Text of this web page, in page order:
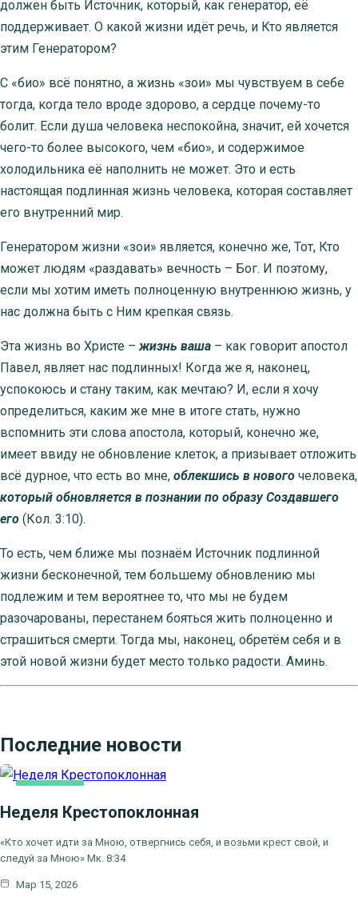
должен быть Источник, который, как генератор, её
поддерживает. О какой жизни идёт речь, и Кто является
этим Генератором?
С «био» всё понятно, а жизнь «зои» мы чувствуем в себе
тогда, когда тело вроде здорово, а сердце почему-то
болит. Если душа человека неспокойна, значит, ей хочется
чего-то более высокого, чем «био», и содержимое
холодильника её наполнить не может. Это и есть
настоящая подлинная жизнь человека, которая составляет
его внутренний мир.
Генератором жизни «зои» является, конечно же, Тот, Кто
может людям «раздавать» вечность – Бог. И поэтому,
если мы хотим иметь полноценную внутреннюю жизнь, у
нас должна быть с Ним крепкая связь.
Эта жизнь во Христе –жизнь ваша – как говорит апостол
Павел, являет нас подлинных! Когда же я, наконец,
успокоюсь и стану таким, как мечтаю? И, если я хочу
определиться, каким же мне в итоге стать, нужно
вспомнить эти слова апостола, который, конечно же,
имеет ввиду не обновление клеток, а призывает отложить
всё дурное, что есть во мне, облекшись в нового человека,
который обновляется в познании по образу Создавшего
его (Кол. 3:10).
То есть, чем ближе мы познаём Источник подлинной
жизни бесконечной, тем большему обновлению мы
подлежим и тем вероятнее то, что мы не будем
разочарованы, перестанем бояться жить полноценно и
страшиться смерти. Тогда мы, наконец, обретём себя и в
этой новой жизни будет место только радости. Аминь.
Последние новости
Неделя Крестопоклонная
«Кто хочет идти за Мною, отвергнись себя, и возьми крест свой, и
следуй за Мною» Мк. 8:34
Мар 15, 2026